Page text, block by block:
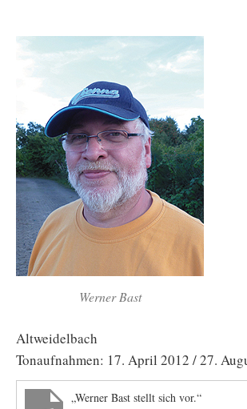
Werner Bast
Altweidelbach
Tonaufnahmen: 17. April 2012 / 27.
„Werner Bast stellt sich vor.“